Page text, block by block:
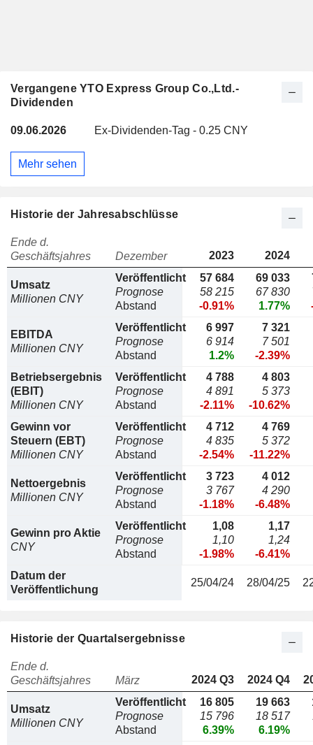
Vergangene YTO Express Group Co.,Ltd.-
Dividenden
09.06.2026 Ex-Dividenden-Tag - 0.25 CNY
Mehr sehen
Historie der Jahresabschlüsse
Ende d.
Geschäftsjahres
Dezember 2023 2024
Umsatz
Millionen CNY
Veröffentlicht
Prognose
Abstand
57 684
58 215
-0.91%
69 033
67 830
1.77%
EBITDA
Millionen CNY
Veröffentlicht
Prognose
Abstand
6 997
6 914
1.2%
7 321
7 501
-2.39%
Betriebsergebnis
(EBIT)
Millionen CNY
Veröffentlicht
Prognose
Abstand
4 788
4 891
-2.11%
4 803
5 373
-10.62%
Gewinn vor
Steuern (EBT)
Millionen CNY
Veröffentlicht
Prognose
Abstand
4 712
4 835
-2.54%
4 769
5 372
-11.22%
Nettoergebnis
Millionen CNY
Veröffentlicht
Prognose
Abstand
3 723
3 767
-1.18%
4 012
4 290
-6.48%
Gewinn pro Aktie
CNY
Veröffentlicht
Prognose
Abstand
1,08
1,10
-1.98%
1,17
1,24
-6.41%
Datum der
Veröffentlichung
25/04/24 28/04/25
Historie der Quartalsergebnisse
Ende d.
Geschäftsjahres
März 2024 Q3 2024 Q4
Umsatz
Millionen CNY
Veröffentlicht
Prognose
Abstand
16 805
15 796
6.39%
19 663
18 517
6.19%